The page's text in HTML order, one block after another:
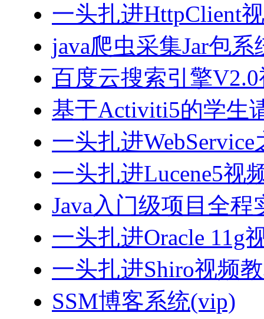
一头扎进HttpClient
java爬虫采集Jar包
百度云搜索引擎
基于Activiti5的学生
一头扎进
一头扎进Lucene5视
Java入门级项目全程
一头扎进Oracle 11g
一头扎进Shiro视频
SSM博客系统(vip)